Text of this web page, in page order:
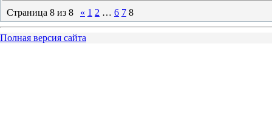
Страница 8 из 8 « 1 2 … 6 7 8
Полная версия сайта